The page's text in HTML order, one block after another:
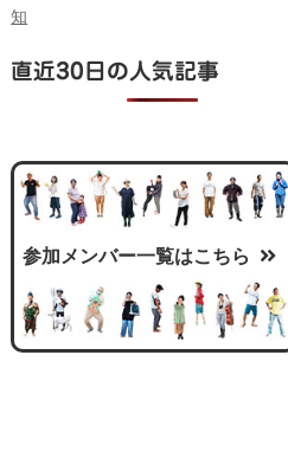
知
直近30日の人気記事
参加メンバー一覧はこちら